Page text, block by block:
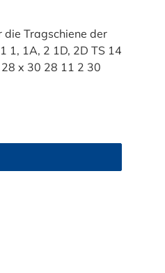
Tragschiene der
3, 4, 5 2D, 3D, 4D TS 30 6, 7, 8 4D, 5D Bezeichnung B1 (mm) B2 (mm) S (mm) H (mm) TS 28 x 11 28 11 2 11 TS 28 x 14 28 11 2 14 TS 28 x 30 28 11 2 30